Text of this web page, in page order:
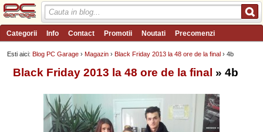
Categorii Info Contact Promotii Noutati Precomenzi
Review-uri Wishlist PC Garage TV Forum Blog Angajari
Esti aici:Blog PC Garage ›Magazin ›Black Friday 2013 la 48 ore de la final › 4b
Black Friday 2013 la 48 ore de la final » 4b